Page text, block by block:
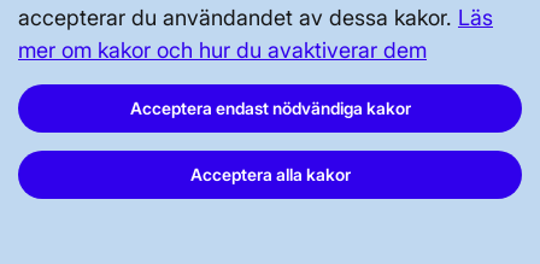
accepterar du användandet av dessa kakor. Läs
mer om kakor och hur du avaktiverar dem
Acceptera endast nödvändiga kakor
Acceptera alla kakor
Prenumerera
Vår dataskyddspolicy
Tillgänglighetsredogörelse